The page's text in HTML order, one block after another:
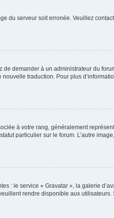
du serveur soit erronée. Veuillez
demander à un administrateur du
traduction. Pour plus
à votre rang, généralement
particulier sur le forum. L’autre
: le service « Gravatar », la galerie
rendre disponible aux